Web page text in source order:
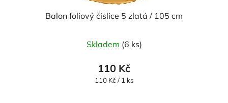
Balon foliový číslice 5 zlatá / 105 cm
Skladem (6 ks)
110 Kč
Měrná
110 Kč / 1 ks